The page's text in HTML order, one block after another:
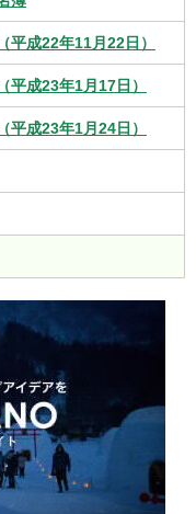
平成22年11月22日）
平成23年1月17日）
平成23年1月24日）